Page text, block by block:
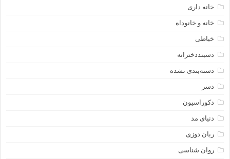
خانه داری
خانه و خانوداه
خیاطی
دسبنددخترانه
دسته‌بندی نشده
دسر
دکوراسیون
دنیای مد
ربان دوزی
روان شناسی